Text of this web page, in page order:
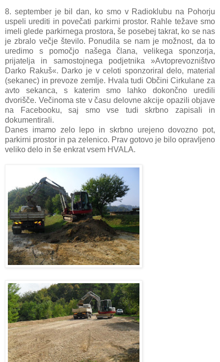
8. september je bil dan, ko smo v Radioklubu na Pohorju
uspeli urediti in povečati parkirni prostor. Rahle težave smo
imeli glede parkirnega prostora, še posebej takrat, ko se nas
je zbralo večje število. Ponudila se nam je možnost, da to
uredimo s pomočjo našega člana, velikega sponzorja,
prijatelja in samostojnega podjetnika »Avtoprevozništvo
Darko Rakuš«. Darko je v celoti sponzoriral delo, material
(sekanec) in prevoze zemlje. Hvala tudi Občini Cirkulane za
avto sekanca, s katerim smo lahko dokončno uredili
dvorišče. Večinoma ste v času delovne akcije opazili objave
na Facebooku, saj smo vse tudi skrbno zapisali in
dokumentirali.
Danes imamo zelo lepo in skrbno urejeno dovozno pot,
parkirni prostor in pa zelenico. Prav gotovo je bilo opravljeno
veliko delo in še enkrat vsem HVALA.